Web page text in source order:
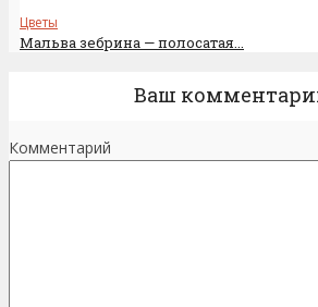
Цветы
Мальва зебрина — полосатая...
Ваш
Комментарий